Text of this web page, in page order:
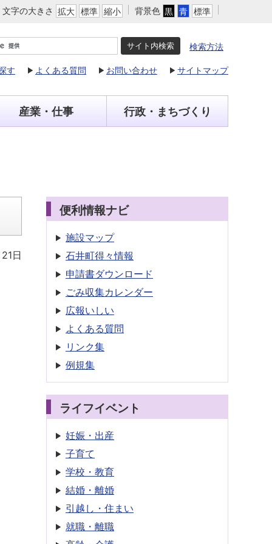
文字の大きさ 拡大 標準 縮小 背景色 黒 青 標準
検索方法
す よくある質問 お問い合わせ サイトマップ
産業・仕事 行政・まちづくり
日
便利情報ナビ
施設マップ
石井町得々情報
申請書ダウンロード
ごみ収集カレンダー
広報いしい
よくある質問
リンク集
例規集
ライフイベント
妊娠・出産
子育て
学校・教育
結婚・離婚
引越し・住まい
就職・離職